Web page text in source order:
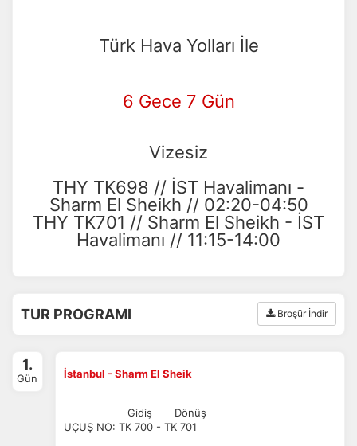
Türk Hava Yolları İle
6 Gece 7 Gün
Vizesiz
THY TK698 // İST Havalimanı -
Sharm El Sheikh // 02:20-04:50
THY TK701 // Sharm El Sheikh - İST
Havalimanı // 11:15-14:00
TUR PROGRAMI Broşür İndir
1.
Gün İstanbul - Sharm El Sheik
Gidiş Dönüş
UÇUŞ NO: TK 700 - TK 701